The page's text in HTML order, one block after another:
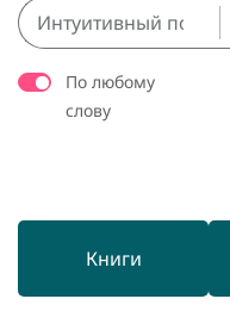
По любому
слову
Книги